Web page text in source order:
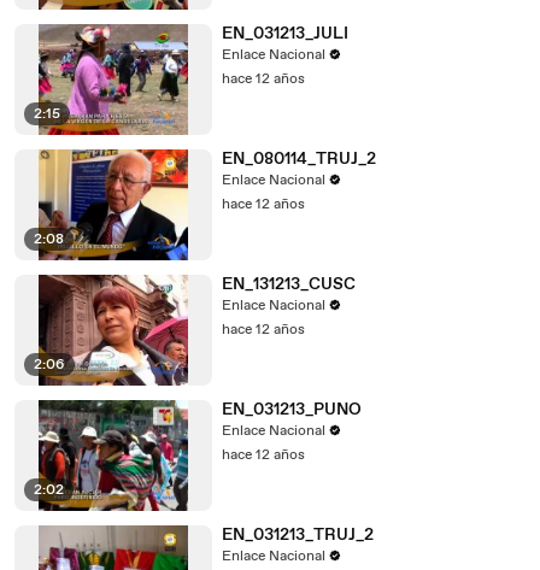
2:15
EN_031213_JULI
Enlace Nacional
hace 12 años
2:08
EN_080114_TRUJ_2
Enlace Nacional
hace 12 años
2:06
EN_131213_CUSC
Enlace Nacional
hace 12 años
2:02
EN_031213_PUNO
Enlace Nacional
hace 12 años
EN_031213_TRUJ_2
Enlace Nacional